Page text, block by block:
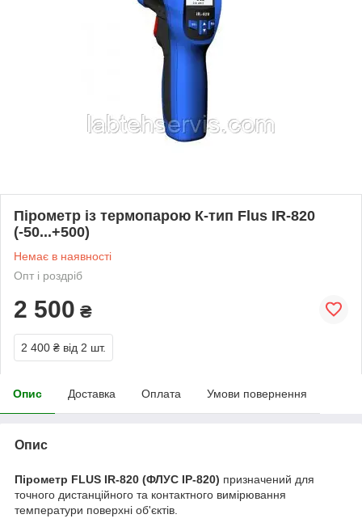
Пірометр із термопарою К-тип Flus IR-820
(-50...+500)
Немає в наявності
Опт і роздріб
2 500 ₴
2 400 ₴ від 2 шт.
Опис Доставка Оплата Умови повернення
Опис
Пірометр FLUS IR-820 (ФЛУС ІР-820) призначений для
точного дистанційного та контактного вимірювання
температури поверхні об'єктів.